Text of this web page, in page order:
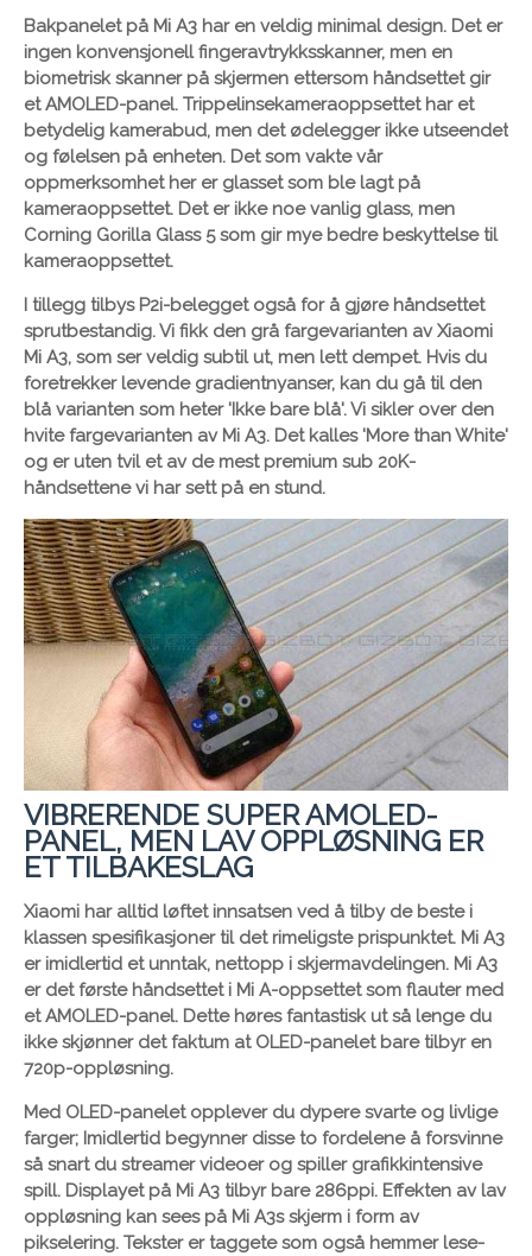
Bakpanelet på Mi A3 har en veldig minimal design. Det er
ingen konvensjonell fingeravtrykksskanner, men en
biometrisk skanner på skjermen ettersom håndsettet gir
et AMOLED-panel. Trippelinsekameraoppsettet har et
betydelig kamerabud, men det ødelegger ikke utseendet
og følelsen på enheten. Det som vakte vår
oppmerksomhet her er glasset som ble lagt på
kameraoppsettet. Det er ikke noe vanlig glass, men
Corning Gorilla Glass 5 som gir mye bedre beskyttelse til
kameraoppsettet.
I tillegg tilbys P2i-belegget også for å gjøre håndsettet
sprutbestandig. Vi fikk den grå fargevarianten av Xiaomi
Mi A3, som ser veldig subtil ut, men lett dempet. Hvis du
foretrekker levende gradientnyanser, kan du gå til den
blå varianten som heter 'Ikke bare blå'. Vi sikler over den
hvite fargevarianten av Mi A3. Det kalles 'More than White'
og er uten tvil et av de mest premium sub 20K-
håndsettene vi har sett på en stund.
VIBRERENDE SUPER AMOLED-
PANEL, MEN LAV OPPLØSNING ER
ET TILBAKESLAG
Xiaomi har alltid løftet innsatsen ved å tilby de beste i
klassen spesifikasjoner til det rimeligste prispunktet. Mi A3
er imidlertid et unntak, nettopp i skjermavdelingen. Mi A3
er det første håndsettet i Mi A-oppsettet som flauter med
et AMOLED-panel. Dette høres fantastisk ut så lenge du
ikke skjønner det faktum at OLED-panelet bare tilbyr en
720p-oppløsning.
Med OLED-panelet opplever du dypere svarte og livlige
farger; Imidlertid begynner disse to fordelene å forsvinne
så snart du streamer videoer og spiller grafikkintensive
spill. Displayet på Mi A3 tilbyr bare 286ppi. Effekten av lav
oppløsning kan sees på Mi A3s skjerm i form av
pikselering. Tekster er taggete som også hemmer lese-